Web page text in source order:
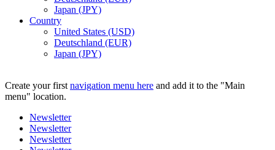
Japan (JPY)
Country
United States (USD)
Deutschland (EUR)
Japan (JPY)
Create your first navigation menu here and add it to the "Main
menu" location.
Newsletter
Newsletter
Newsletter